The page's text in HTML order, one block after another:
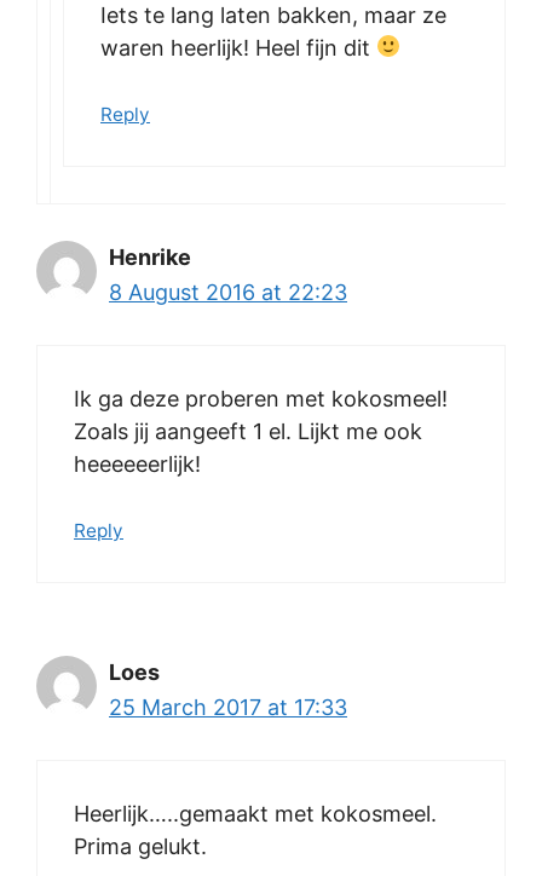
Iets te lang laten bakken, maar ze
waren heerlijk! Heel fijn dit
Reply
Henrike
8 August 2016 at 22:23
Ik ga deze proberen met kokosmeel!
Zoals jij aangeeft 1 el. Lijkt me ook
heeeeeerlijk!
Reply
Loes
25 March 2017 at 17:33
Heerlijk…..gemaakt met kokosmeel.
Prima gelukt.